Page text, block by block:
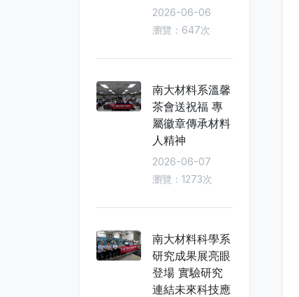
2026-06-06
瀏覽：647次
南大材料系溫馨
茶會送祝福 專
屬徽章傳承材料
人精神
2026-06-07
瀏覽：1273次
南大材料科學系
研究成果展亮眼
登場 實驗研究
連結未來科技應